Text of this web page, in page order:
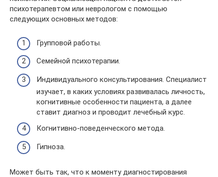
психотерапевтом или неврологом с помощью
следующих основных методов:
Групповой работы.
Семейной психотерапии.
Индивидуального консультирования. Специалист
изучает, в каких условиях развивалась личность,
когнитивные особенности пациента, а далее
ставит диагноз и проводит лечебный курс.
Когнитивно-поведенческого метода.
Гипноза.
Может быть так, что к моменту диагностирования